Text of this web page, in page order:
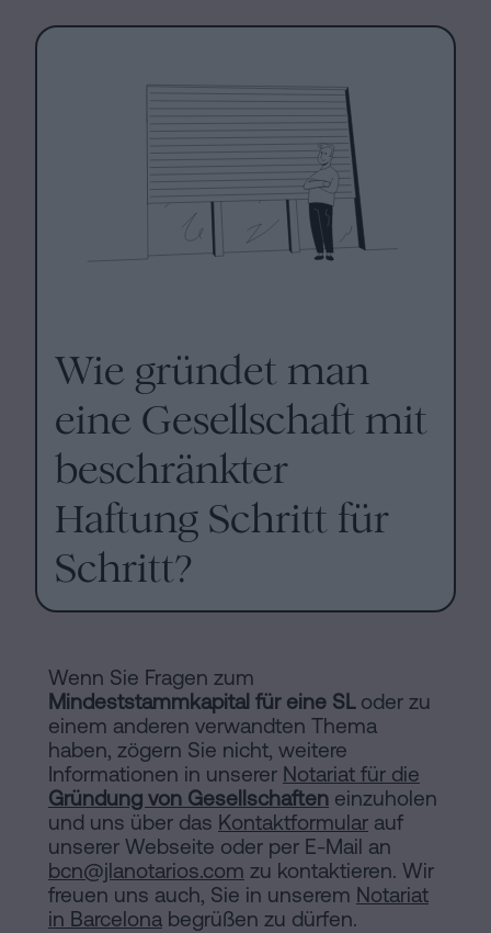
Wie gründet man
eine Gesellschaft mit
beschränkter
Haftung Schritt für
Schritt?
Wenn Sie Fragen zum
Mindeststammkapital für eine SLoder zu
einem anderen verwandten Thema
haben, zögern Sie nicht, weitere
Informationen in unserer Notariat für die
Gründung von Gesellschaften einzuholen
und uns über das Kontaktformular auf
unserer Webseite oder per E-Mail an
bcn@jlanotarios.com zu kontaktieren. Wir
freuen uns auch, Sie in unserem Notariat
in Barcelona begrüßen zu dürfen.